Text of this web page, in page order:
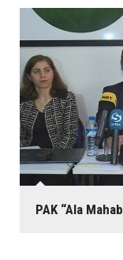
PAK “Ala